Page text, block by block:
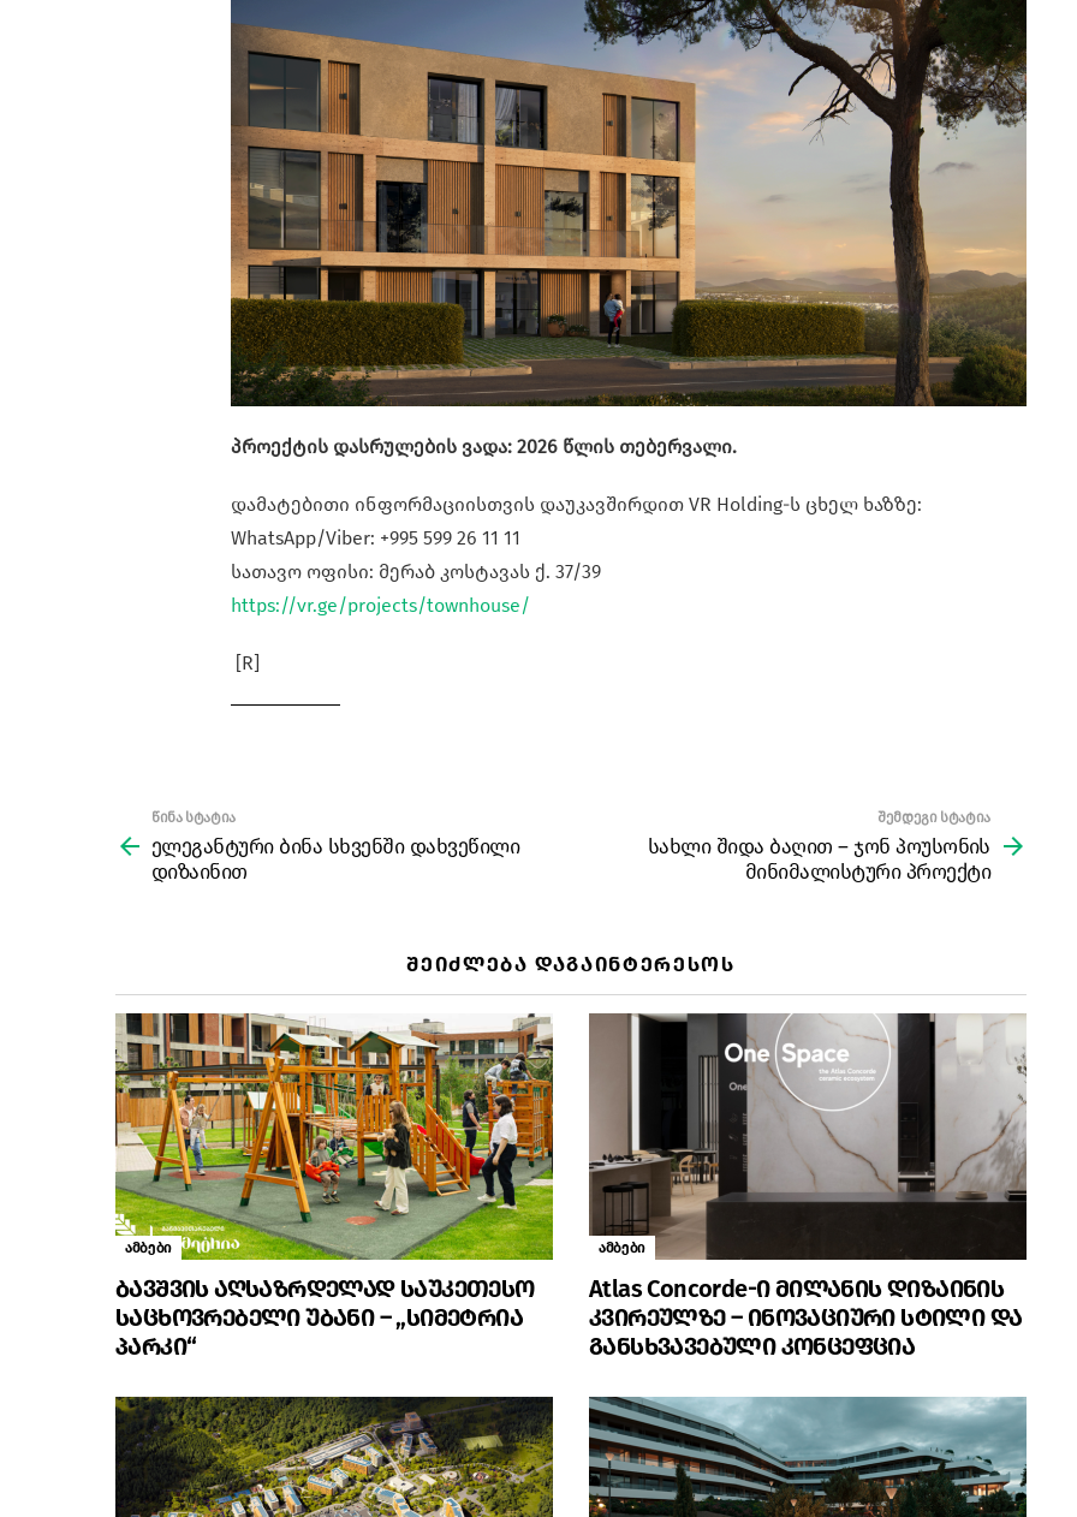
პროექტის დასრულების ვადა: 2026 წლის თებერვალი.
დამატებითი ინფორმაციისთვის დაუკავშირდით VR Holding-ს ცხელ ხაზზე:
WhatsApp/Viber: +995 599 26 11 11
სათავო ოფისი: მერაბ კოსტავას ქ. 37/39
https://vr.ge/projects/townhouse/
[R]
more
წინა სტატია
ელეგანტური ბინა სხვენში დახვეწილი
დიზაინით
შემდეგი სტატია
სახლი შიდა ბაღით – ჯონ პოუსონის
მინიმალისტური პროექტი
ᲨᲔᲘᲫᲚᲔᲑᲐ ᲓᲐᲒᲐᲘᲜᲢᲔᲠᲔᲡᲝᲡ
ამბები
ბავშვის აღსაზრდელად საუკეთესო
საცხოვრებელი უბანი – „სიმეტრია
პარკი“
ამბები
Atlas Concorde-ი მილანის დიზაინის
კვირეულზე – ინოვაციური სტილი და
განსხვავებული კონცეფცია